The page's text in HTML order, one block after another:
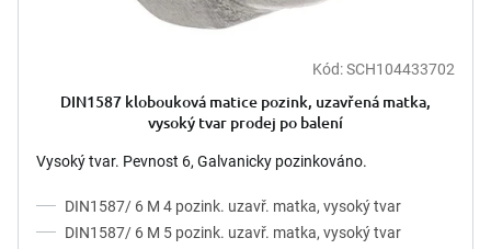
Kód:SCH104433702
DIN1587 klobouková matice pozink, uzavřená matka,
vysoký tvar prodej po balení
Vysoký tvar. Pevnost 6, Galvanicky pozinkováno.
DIN1587/ 6 M 4 pozink. uzavř. matka, vysoký tvar
DIN1587/ 6 M 5 pozink. uzavř. matka, vysoký tvar